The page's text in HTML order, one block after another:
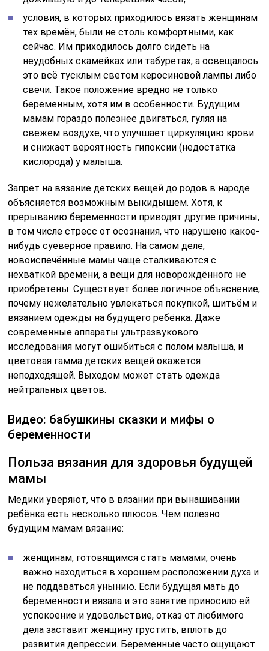
условия, в которых приходилось вязать женщинам
тех времён, были не столь комфортными, как
сейчас. Им приходилось долго сидеть на
неудобных скамейках или табуретах, а освещалось
это всё тусклым светом керосиновой лампы либо
свечи. Такое положение вредно не только
беременным, хотя им в особенности. Будущим
мамам гораздо полезнее двигаться, гуляя на
свежем воздухе, что улучшает циркуляцию крови
и снижает вероятность гипоксии (недостатка
кислорода) у малыша.
Запрет на вязание детских вещей до родов в народе
объясняется возможным выкидышем. Хотя, к
прерыванию беременности приводят другие причины,
в том числе стресс от осознания, что нарушено какое-
нибудь суеверное правило. На самом деле,
новоиспечённые мамы чаще сталкиваются с
нехваткой времени, а вещи для новорождённого не
приобретены. Существует более логичное объяснение,
почему нежелательно увлекаться покупкой, шитьём и
вязанием одежды на будущего ребёнка. Даже
современные аппараты ультразвукового
исследования могут ошибиться с полом малыша, и
цветовая гамма детских вещей окажется
неподходящей. Выходом может стать одежда
нейтральных цветов.
Видео: бабушкины сказки и мифы о
беременности
Польза вязания для здоровья будущей
мамы
Медики уверяют, что в вязании при вынашивании
ребёнка есть несколько плюсов. Чем полезно
будущим мамам вязание:
женщинам, готовящимся стать мамами, очень
важно находиться в хорошем расположении духа и
не поддаваться унынию. Если будущая мать до
беременности вязала и это занятие приносило ей
успокоение и удовольствие, отказ от любимого
дела заставит женщину грустить, вплоть до
развития депрессии. Беременные часто ощущают